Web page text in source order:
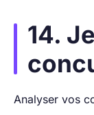
14.
Analyser vos